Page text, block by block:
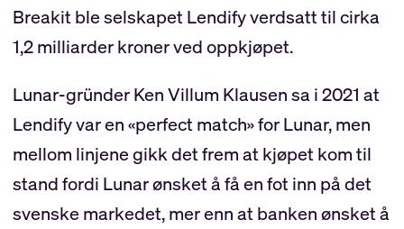
Breakit ble selskapet Lendify verdsatt til cirka
1,2 milliarder kroner ved oppkjøpet.
Lunar-gründer Ken Villum Klausen sa i 2021 at
Lendify var en «perfect match» for Lunar, men
mellom linjene gikk det frem at kjøpet kom til
stand fordi Lunar ønsket å få en fot inn på det
svenske markedet, mer enn at banken ønsket å